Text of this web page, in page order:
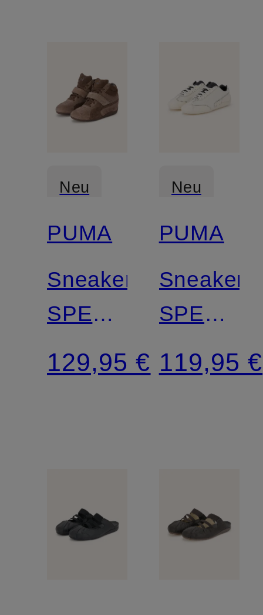
Neu
PUMA
Sneaker
SPEEDCAT
WEDGE
129,95 €
Neu
PUMA
Sneaker
ICONS
119,95 €